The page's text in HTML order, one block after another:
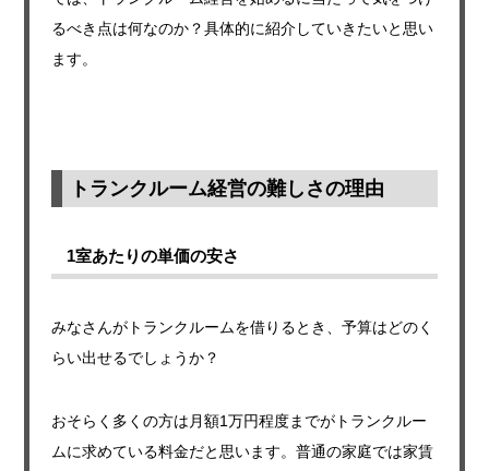
るべき点は何なのか？具体的に紹介していきたいと思い
ます。
トランクルーム経営の難しさの理由
1室あたりの単価の安さ
みなさんがトランクルームを借りるとき、予算はどのく
らい出せるでしょうか？
おそらく多くの方は月額1万円程度までがトランクルー
ムに求めている料金だと思います。普通の家庭では家賃